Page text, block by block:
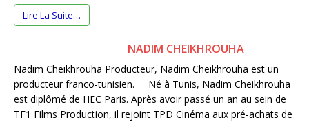
Lire La Suite…
NADIM CHEIKHROUHA
Nadim Cheikhrouha Producteur, Nadim Cheikhrouha est un
producteur franco-tunisien. Né à Tunis, Nadim Cheikhrouha
est diplômé de HEC Paris. Après avoir passé un an au sein de
TF1 Films Production, il rejoint TPD Cinéma aux pré-achats de